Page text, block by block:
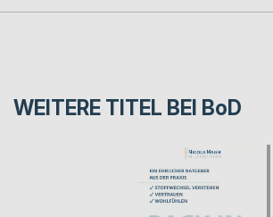
WEITERE TITEL BEI BoD